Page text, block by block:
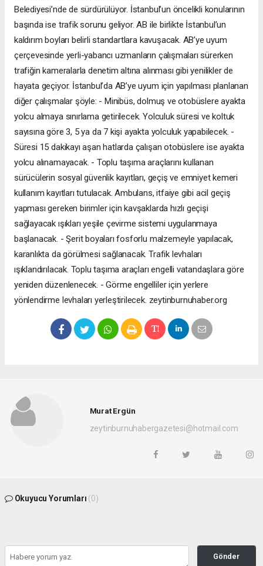
Belediyesi’nde de sürdürülüyor. İstanbul’un öncelikli konularının
başında ise trafik sorunu geliyor. AB ile birlikte İstanbul’un
kaldırım boyları belirli standartlara kavuşacak. AB’ye uyum
çerçevesinde yerli-yabancı uzmanların çalışmaları sürerken
trafiğin kameralarla denetim altına alınması gibi yenilikler de
hayata geçiyor. İstanbul’da AB’ye uyum için yapılması planlanan
diğer çalışmalar şöyle: - Minibüs, dolmuş ve otobüslere ayakta
yolcu almaya sınırlama getirilecek. Yolculuk süresi ve koltuk
sayısına göre 3, 5 ya da 7 kişi ayakta yolculuk yapabilecek. -
Süresi 15 dakikayı aşan hatlarda çalışan otobüslere ise ayakta
yolcu alınamayacak. - Toplu taşıma araçlarını kullanan
sürücülerin sosyal güvenlik kayıtları, geçiş ve emniyet kemeri
kullanım kayıtları tutulacak. Ambulans, itfaiye gibi acil geçiş
yapması gereken birimler için kavşaklarda hızlı geçişi
sağlayacak ışıkları yeşile çevirme sistemi uygulanmaya
başlanacak. - Şerit boyaları fosforlu malzemeyle yapılacak,
karanlıkta da görülmesi sağlanacak. Trafik levhaları
ışıklandırılacak. Toplu taşıma araçları engelli vatandaşlara göre
yeniden düzenlenecek. - Görme engelliler için yerlere
yönlendirme levhaları yerleştirilecek. zeytinburnuhaber.org
Murat Ergün
zeytinburnuhabergazetesi@hotmail.com
Okuyucu Yorumları (0)
Gönder